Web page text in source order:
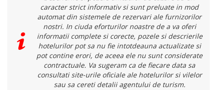
caracter strict informativ si sunt preluate in mod
automat din sistemele de rezervari ale furnizorilor
nostri. In ciuda eforturilor noastre de a va oferi
informatii complete si corecte, pozele si descrierile
hotelurilor pot sa nu fie intotdeauna actualizate si
pot contine erori, de aceea ele nu sunt considerate
contractuale. Va sugeram ca de fiecare data sa
consultati site-urile oficiale ale hotelurilor si vilelor
sau sa cereti detalii agentului de turism.